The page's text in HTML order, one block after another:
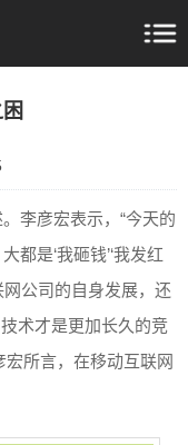
李彦宏表示，“今天的
都是‘我砸钱’‘我发红
公司的自身发展，还
术才是更加长久的竞
所言，在移动互联网